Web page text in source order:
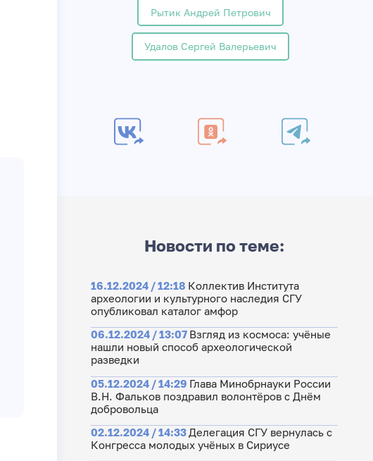
Рытик Андрей Петрович
Удалов Сергей Валерьевич
Новости по теме:
16.12.2024 / 12:18 Коллектив Института
археологии и культурного наследия СГУ
опубликовал каталог амфор
06.12.2024 / 13:07 Взгляд из космоса: учёные
нашли новый способ археологической
разведки
05.12.2024 / 14:29 Глава Минобрнауки России
В.Н. Фальков поздравил волонтёров с Днём
добровольца
02.12.2024 / 14:33Делегация СГУ вернулась с
Конгресса молодых учёных в Сириусе